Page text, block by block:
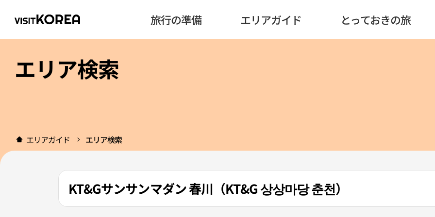
旅行の準備 エリアガイド とっておきの旅
エリア検索
エリアガイド エリア検索
KT&Gサンサンマダン 春川（KT&G 상상마당 춘천）